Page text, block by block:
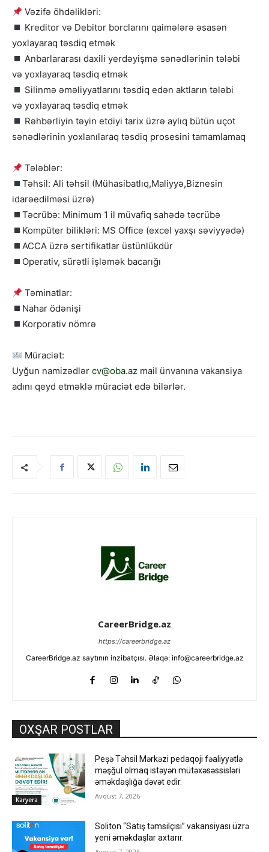
Vəzifə öhdəlikləri:
Kreditor və Debitor borclarını qaimələrə əsasən
yoxlayaraq təsdiq etmək
Anbarlararası daxili yerdəyişmə sənədlərinin tələbi
və yoxlayaraq təsdiq etmək
Silinmə əməliyyatlarını təsdiq edən aktların tələbi
və yoxlayaraq təsdiq etmək
Rəhbərliyin təyin etdiyi tarix üzrə aylıq bütün uçot
sənədlərinin yoxlanılaraq təsdiq prosesini tamamlamaq
Tələblər:
Təhsil: Ali təhsil (Mühasibatlıq,Maliyyə,Biznesin
idarəedilməsi üzrə)
Təcrübə: Minimum 1 il müvafiq sahədə təcrübə
Kompüter bilikləri: MS Office (excel yaxşı səviyyədə)
ACCA üzrə sertifikatlar üstünlükdür
Operativ, sürətli işləmək bacarığı
Təminatlar:
Nahar ödənişi
Korporativ nömrə
Müraciət:
Uyğun namizədlər cv@oba.az mail ünvanına vakansiya
adını qeyd etməklə müraciət edə bilərlər.
CareerBridge.az
https://careerbridge.az
CareerBridge.az saytının inzibatçısı. Əlaqə: info@careerbridge.az
OXŞAR POSTLAR
Karyera
Peşə Təhsil Mərkəzi pedaqoji fəaliyyətlə
məşğul olmaq istəyən mütəxəsəssisləri
əməkdaşlığa dəvət edir.
Avqust 7, 2026
Soliton “Satış təmsilçisi” vakansiyası üzrə
yeni əməkdaşlar axtarır.